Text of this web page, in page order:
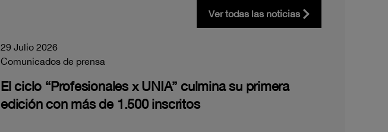
Ver todas las noticias
29 Julio 2026
Comunicados de prensa
El ciclo “Profesionales x UNIA” culmina su primera
edición con más de 1.500 inscritos